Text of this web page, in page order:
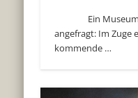
Ein Museum
angefragt: Im Zuge
kommende …